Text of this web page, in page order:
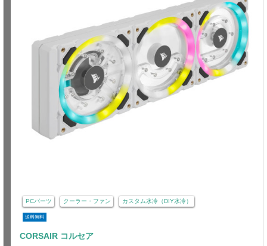
PCパーツ クーラー・ファン カスタム水冷（DIY水冷）
送料無料
CORSAIR コルセア